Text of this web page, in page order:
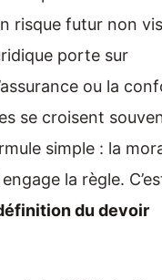
risque futur non
porte sur
ou la
se croisent
simple : la
la règle.
du devoir